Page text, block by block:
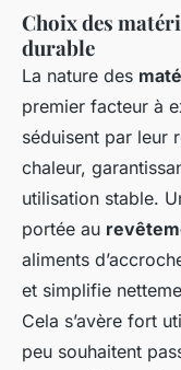
Choix des
durable
La nature des
premier facteur à
séduisent par leur
chaleur,
utilisation stable.
portée au
aliments
et simplifie
Cela s’avère fort
peu souhaitent